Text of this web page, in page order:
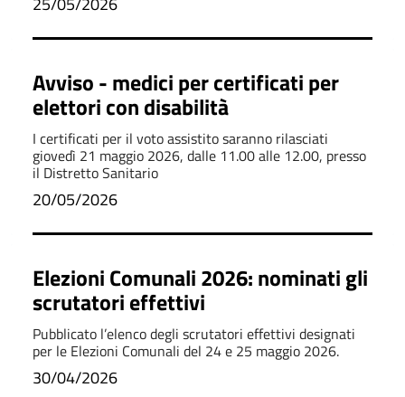
Avviso - medici per certificati per
elettori con disabilità
I certificati per il voto assistito saranno rilasciati
giovedì 21 maggio 2026, dalle 11.00 alle 12.00, presso
il Distretto Sanitario
20/05/2026
Elezioni Comunali 2026: nominati gli
scrutatori effettivi
Pubblicato l’elenco degli scrutatori effettivi designati
per le Elezioni Comunali del 24 e 25 maggio 2026.
30/04/2026